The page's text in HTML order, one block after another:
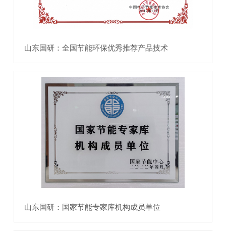
山东国研：全国节能环保优秀推荐产品技术
山东国研：国家节能专家库机构成员单位